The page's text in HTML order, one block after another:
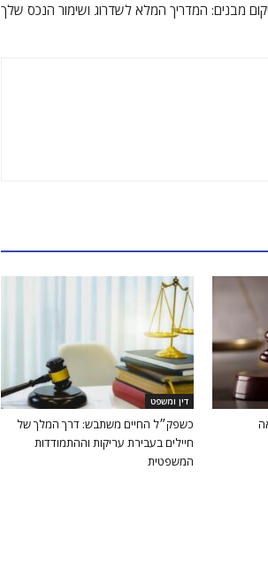
מבנים: המדריך המלא לשדרוג ושימור הנכס שלך
דין ומשפט
כשפק״ל החיים משתבש: דרך המלך של
חיילים בעבירת עריקות וההתמודדות
המשפטית